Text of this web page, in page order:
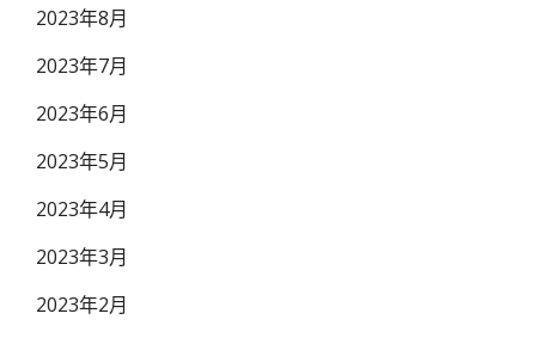
2023年8月
2023年7月
2023年6月
2023年5月
2023年4月
2023年3月
2023年2月